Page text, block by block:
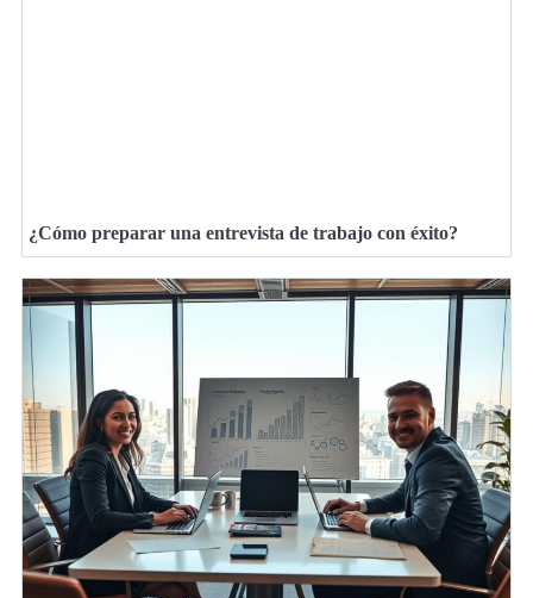
¿Cómo preparar una entrevista de trabajo con éxito?